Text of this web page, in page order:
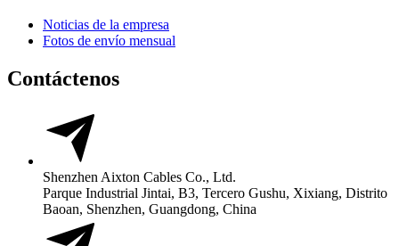
Noticias de la empresa
Fotos de envío mensual
Contáctenos
Shenzhen Aixton Cables Co., Ltd.
Parque Industrial Jintai, B3, Tercero Gushu, Xixiang, Distrito
Baoan, Shenzhen, Guangdong, China